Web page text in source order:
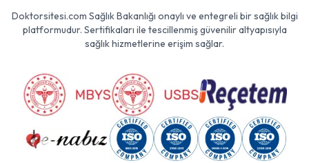
Doktorsitesi.com Sağlık Bakanlığı onaylı ve entegreli bir sağlık bilgi
platformudur. Sertifikaları ile tescillenmiş güvenilir altyapısıyla
sağlık hizmetlerine erişim sağlar.